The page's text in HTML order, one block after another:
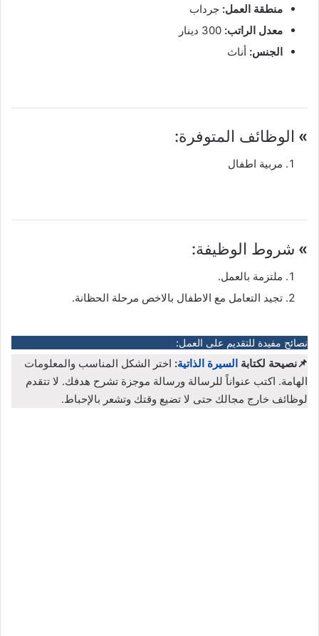
منطقة العمل: جرداب
معدل الراتب:
الجنس: أناث
» الوظائف المتوفرة:
مربية اطفال
» شروط الوظيفة:
ملتزمة بالعمل.
تجيد التعامل مع الاطفال بالاخص مرحلة الحظانة.
نصائح مفيدة للتقديم على العمل:
📌نصيحة لكتابة السيرة الذاتية: اختر الشكل المناسب والمعلومات
الهامة. اكتب عنواناً للرسالة ورسالة موجزة تشرح هدفك. لا تتقدم
لوظائف خارج مجالك حتى لا تضيع وقتك وتشعر بالإحباط.